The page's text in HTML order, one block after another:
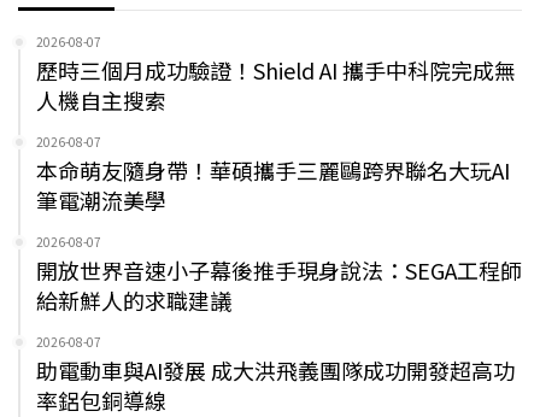
2026-08-07
歷時三個月成功驗證！Shield AI 攜手中科院完成無
人機自主搜索
2026-08-07
本命萌友隨身帶！華碩攜手三麗鷗跨界聯名大玩AI
筆電潮流美學
2026-08-07
開放世界音速小子幕後推手現身說法：SEGA工程師
給新鮮人的求職建議
2026-08-07
助電動車與AI發展 成大洪飛義團隊成功開發超高功
率鋁包銅導線